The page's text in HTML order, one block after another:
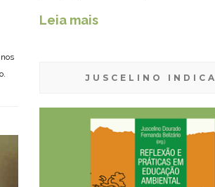
Leia mais
JUSCELINO INDICA